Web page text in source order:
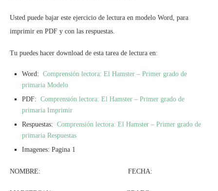
Usted puede bajar este ejercicio de lectura en modelo Word, para
imprimir en PDF y con las respuestas.
Tu puedes hacer download de esta tarea de lectura en:
Word: Comprensión lectora: El Hamster – Primer grado de
primaria Modelo
PDF: Comprensión lectora: El Hamster – Primer grado de
primaria Imprimir
Respuestas: Comprensión lectora: El Hamster – Primer grado de
primaria Respuestas
Imagenes: Pagina 1
NOMBRE: FECHA: